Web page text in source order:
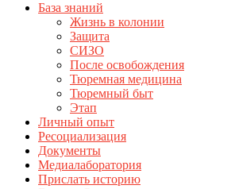
База знаний
Жизнь в колонии
Защита
СИЗО
После освобождения
Тюремная медицина
Тюремный быт
Этап
Личный опыт
Ресоциализация
Документы
Медиалаборатория
Прислать историю